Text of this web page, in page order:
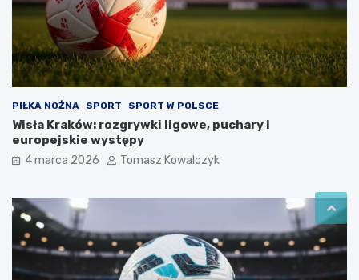
PIŁKA NOŻNA SPORT SPORT W POLSCE
Wisła Kraków: rozgrywki ligowe, puchary i
europejskie występy
4 marca 2026 Tomasz Kowalczyk